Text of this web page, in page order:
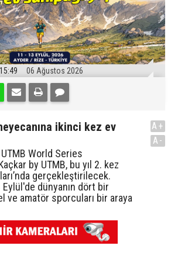
15:49 06 Ağustos 2026
ikinci kez ev
World Series
by UTMB, bu yıl 2. kez
gerçekleştirilecek.
dünyanın dört bir
ve amatör sporcuları bir araya
A+
A-